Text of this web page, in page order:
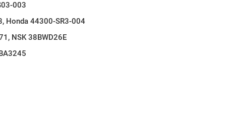
003
Honda 44300-SR3-004
NSK 38BWD26E